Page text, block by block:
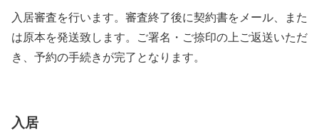
入居審査を行います。審査終了後に契約書をメール、また
は原本を発送致します。ご署名・ご捺印の上ご返送いただ
き、予約の手続きが完了となります。
入居